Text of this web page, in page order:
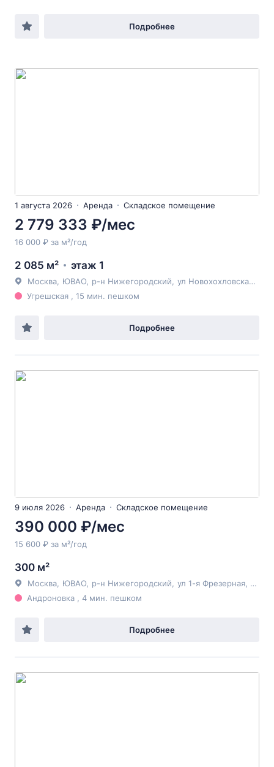
Подробнее
1 августа 2026 Аренда Складское помещение
2 779 333 ₽/мес
16 000 ₽ за м²/год
2 085 м² этаж 1
Москва ЮВАО р-н Нижегородский ул Новохохловская ,
Угрешская , 15 мин. пешком
Подробнее
9 июля 2026 Аренда Складское помещение
390 000 ₽/мес
15 600 ₽ за м²/год
300 м²
Москва ЮВАО р-н Нижегородский ул 1-я Фрезерная
Андроновка , 4 мин. пешком
Подробнее